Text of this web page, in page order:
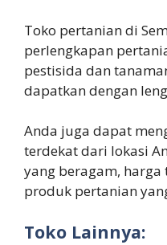
Toko pertanian di
perlengkapan
pestisida dan
dapatkan dengan
Anda juga dapat
terdekat dari lokasi
yang beragam,
produk pertanian
Toko Lainnya: